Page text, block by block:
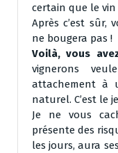
certain que le vin
Après c’est sûr,
ne bougera pas !
Voilà, vous
vignerons
attachement à
naturel. C’est le
Je ne vous
présente des
les jours, aura